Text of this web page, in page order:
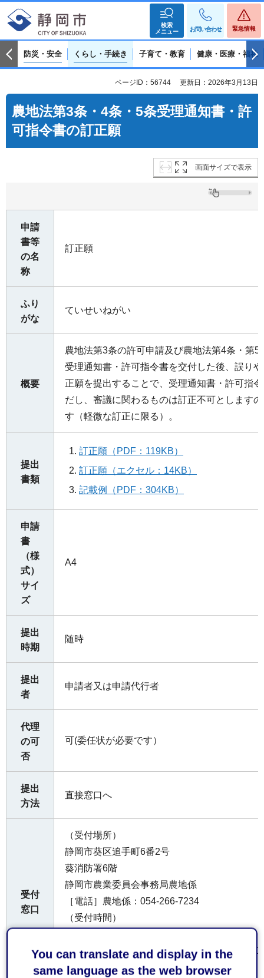
You can translate and display in the
same language as the web browser
検索
メニュー
お問い合わせ 緊急情報
防災・安全 くらし・手続き 子育て・教育 健康・医療・福祉
ページID：56744 更新日：2026年3月13日
農地法第3条・4条・5条受理通知書・許
可指令書の訂正願
画面サイズで表示
申請
書等
の名
称
訂正願
ふり
がな
ていせいねがい
概要
農地法第3条の許可申請及び農地法第4条・第
受理通知書・許可指令書を交付した後、誤り
正願を提出することで、受理通知書・許可指
だし、審議に関わるものは訂正不可とします
す（軽微な訂正に限る）。
提出
書類
訂正願（PDF：119KB）
訂正願（エクセル：14KB）
記載例（PDF：304KB）
申請
書
（様
式）
サイ
ズ
A4
提出
時期
随時
提出
者
申請者又は申請代行者
代理
の可
否
可(委任状が必要です）
提出
方法
直接窓口へ
受付
窓口
（受付場所）
静岡市葵区追手町6番2号
葵消防署6階
静岡市農業委員会事務局農地係
［電話］農地係：054-266-7234
（受付時間）
なお、土日祝日及び年末年始（12月29日から
ねます。